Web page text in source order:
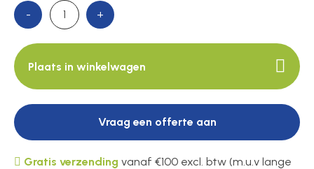
- +
Plaats in winkelwagen
Vraag een offerte aan
Gratis verzending vanaf €100 excl. btw (m.u.v lange